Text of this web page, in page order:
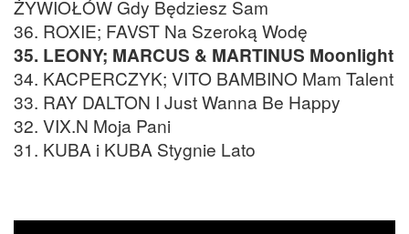
ŻYWIOŁÓW Gdy Będziesz Sam
36. ROXIE; FAVST Na Szeroką Wodę
35. LEONY; MARCUS & MARTINUS Moonlight
34. KACPERCZYK; VITO BAMBINO Mam Talent
33. RAY DALTON I Just Wanna Be Happy
32. VIX.N Moja Pani
31. KUBA i KUBA Stygnie Lato